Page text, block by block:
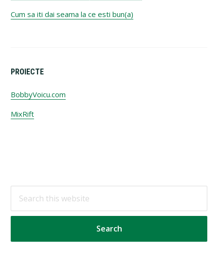
Cum sa iti dai seama la ce esti bun(a)
PROIECTE
BobbyVoicu.com
MixRift
Footer
this
website